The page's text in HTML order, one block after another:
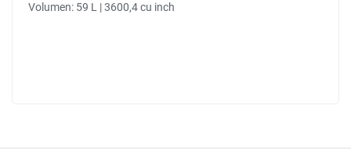
Volumen: 59 L | 3600,4 cu inch